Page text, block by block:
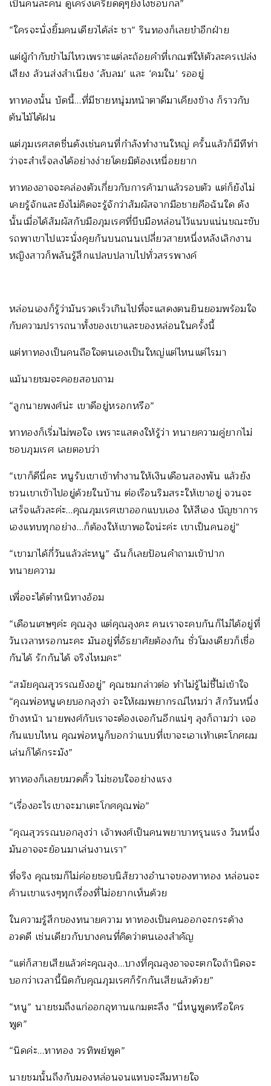
เป็นคนละคน ดูเคร่งเครียดดุๆยังไงชอบกล”
“ใครจะนั่งยิ้มคนเดียวได้ล่ะ ชา” รินทองก็เลยขำอีกฝ่าย
แต่ผู้กำกับขำไม่ไหวเพราะแต่ละถ้อยคำที่เกณฑ์ให้ตัวละครเปล่ง
เสียง ล้วนส่งสำเนียง ‘ลับลม’ และ ‘คมใน’ รออยู่
ทาทองนั้น บัดนี้…ที่มีชายหนุ่มหน้าตาดีมาเคียงข้าง ก็ราวกับ
ต้นไม้ได้ฝน
แต่ภุมเรศสดชื่นดังเช่นคนที่กำลังทำงานใหญ่ ครั้นแล้วก็มีทีท่า
ว่าจะสำเร็จลงได้อย่างง่ายโดยมิต้องเหนื่อยยาก
ทาทองอาจจะคล่องตัวเกี่ยวกับการค้ามาแล้วรอบตัว แต่ก็ยังไม่
เคยรู้จักและยังไม่คิดจะรู้จักว่าสัมผัสจากมือชายคือฉันใด ดัง
นั้นเมื่อได้สัมผัสกับมือภุมเรศที่บีบมือหล่อนไว้แนบแน่นขณะขับ
รถพาเขาไปแวะนั่งคุยกันบนถนนเปลี่ยวสายหนึ่งหลังเลิกงาน
หญิงสาวก็พลันรู้สึกแปลบปลาบไปทั่วสรรพางค์
หล่อนเองก็รู้ว่ามันรวดเร็วเกินไปที่จะแสดงตนยินยอมพร้อมใจ
กับความปรารถนาทั้งของเขาและของหล่อนในครั้งนี้
แต่ทาทองเป็นคนถือใจตนเองเป็นใหญ่แต่ไหนแต่ไรมา
แม้นายชมจะคอยสอบถาม
“ลูกนายพงศ์น่ะ เขาดีอยู่หรอกหรือ”
ทาทองก็เริ่มไม่พอใจ เพราะแสดงให้รู้ว่า ทนายความคู่ยากไม่
ชอบภุมเรศ เลยตอบว่า
“เขาก็ดีนี่คะ หนูรับเขาเข้าทำงานให้เงินเดือนสองพัน แล้วยัง
ชวนเขาเข้าไปอยู่ด้วยในบ้าน ต่อเรือนริมสระให้เขาอยู่ จวนจะ
เสร็จแล้วละค่ะ…คุณภุมเรศเขาออกแบบเอง ให้สีเอง บัญชาการ
เองแทบทุกอย่าง…ก็ต้องให้เขาพอใจน่ะค่ะ เขาเป็นคนอยู่”
“เขามาได้กี่วันแล้วล่ะหนู” ฉันก็เลยป้อนคำถามเข้าปาก
ทนายความ
เพื่อจะได้ตำหนิทางอ้อม
“เดือนเศษๆค่ะ คุณลุง แต่คุณลุงคะ คนเราจะคบกันก็ไม่ได้อยู่ที่
วันเวลาหรอกนะคะ มันอยู่ที่อัธยาศัยต้องกัน ชั่วโมงเดียวก็เชื่อ
กันได้ รักกันได้ จริงไหมคะ”
“สมัยคุณสุวรรณยังอยู่” คุณชมกล่าวต่อ ทำไม่รู้ไม่ชี้ไม่เข้าใจ
“คุณพ่อหนูเคยบอกลุงว่า จะให้ผมพยากรณ์ไหมว่า สักวันหนึ่ง
ข้างหน้า นายพงศ์กับเราจะต้องเจอกันอีกแน่ๆ ลุงก็ถามว่า เจอ
กันแบบไหน คุณพ่อหนูก็บอกว่าแบบที่เขาจะเอาเท้าเตะโกศผม
เล่นก็ได้กระมัง”
ทาทองก็เลยขมวดคิ้ว ไม่ชอบใจอย่างแรง
“เรื่องอะไรเขาจะมาเตะโกศคุณพ่อ”
“คุณสุวรรณบอกลุงว่า เจ้าพงศ์เป็นคนพยาบาทรุนแรง วันหนึ่ง
มันอาจจะย้อนมาเล่นงานเรา”
ที่จริง คุณชมก็ไม่ค่อยชอบนิสัยวางอำนาจของทาทอง หล่อนจะ
ค้านเขาแรงๆทุกเรื่องที่ไม่อยากเห็นด้วย
ในความรู้สึกของทนายความ ทาทองเป็นคนออกจะกระด้าง
อวดดี เช่นเดียวกับบางคนที่คิดว่าตนเองสำคัญ
“แต่ก็สายเสียแล้วค่ะคุณลุง…บางที่คุณลุงอาจจะตกใจถ้านิดจะ
บอกว่าเวลานี้นิดกับคุณภุมเรศก็รักกันเสียแล้วด้วย”
“หนู” นายชมถึงแก่ออกอุทานแกมตะลึง “นี่หนูพูดหรือใคร
พูด”
“นิดค่ะ…ทาทอง วรทิพย์พูด”
นายชมนั้นถึงกับมองหล่อนจนแทบจะลืมหายใจ